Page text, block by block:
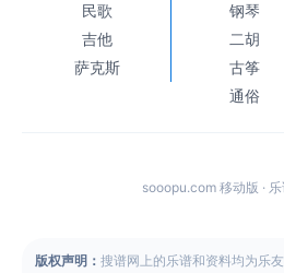
民歌 钢琴
吉他
二胡
萨克斯
古筝
通俗
sooopu.com 移动版 ·
版权声明： 搜谱网上的乐谱和资料均为乐